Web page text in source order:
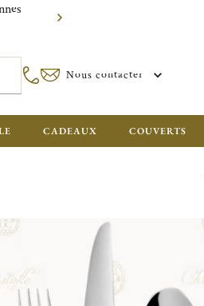
Nous contacter
CADEAUX COUVERTS